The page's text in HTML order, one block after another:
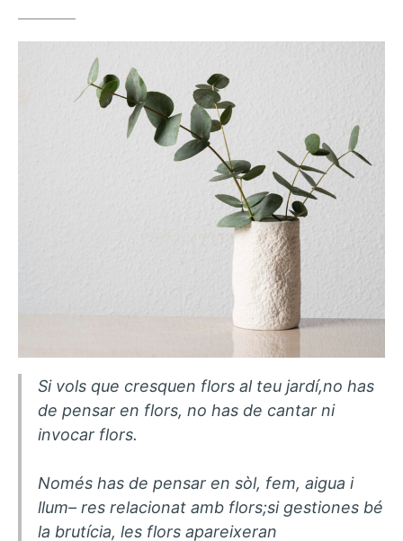
i
Si vols que cresquen flors al teu jardí,no has
de pensar en flors, no has de cantar ni
invocar flors.
Només has de pensar en sòl, fem, aigua i
llum– res relacionat amb flors;si gestiones bé
la brutícia, les flors apareixeran